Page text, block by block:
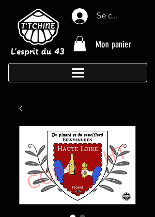
Se connecter
Mon panier